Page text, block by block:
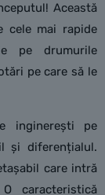
Această
cele mai rapide
pe drumurile
pe care să le
inginerești pe
și diferențialul.
care intră
caracteristică